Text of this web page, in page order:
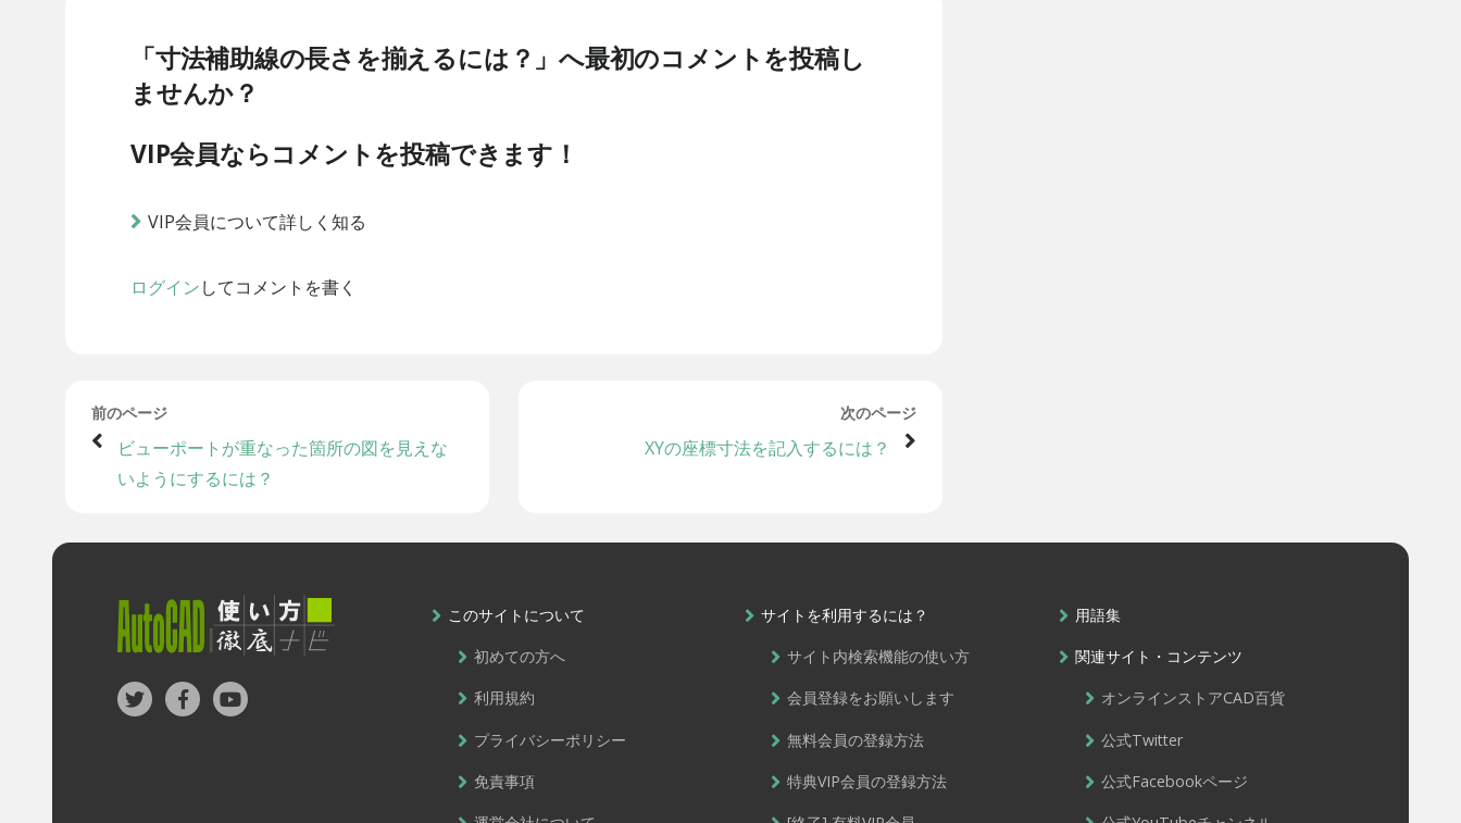
「寸法補助線の長さを揃えるには？」へ最初のコメントを投稿し
ませんか？
VIP会員ならコメントを投稿できます！
VIP会員について詳しく知る
ログインしてコメントを書く
前のページ
ビューポートが重なった箇所の図を見えな
いようにするには？
次のページ
XYの座標寸法を記入するには？
このサイトについて
初めての方へ
利用規約
プライバシーポリシー
免責事項
サイトを利用するには？
サイト内検索機能の使い方
会員登録をお願いします
無料会員の登録方法
特典VIP会員の登録方法
用語集
関連サイト・コンテンツ
オンラインストアCAD百貨
公式Twitter
公式Facebookページ